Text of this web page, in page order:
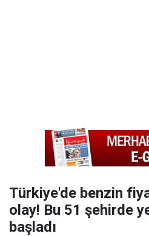
Türkiye'de benzin
olay! Bu 51 şehirde
başladı